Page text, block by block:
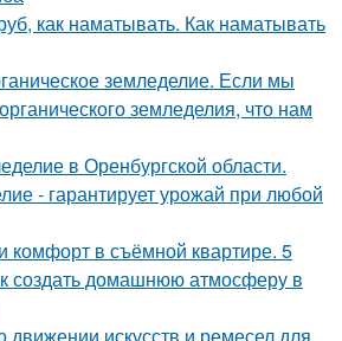
как наматывать. Как наматывать
земледелие. Если мы
земледелия, что нам
в Оренбургской области.
- гарантирует урожай при любой
комфорт в съёмной квартире. 5
создать домашнюю атмосферу в